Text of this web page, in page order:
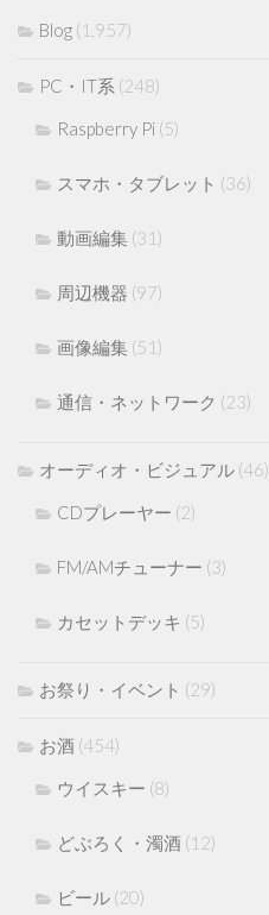
Blog (1,957)
PC・IT系 (248)
Raspberry Pi (5)
スマホ・タブレット (36)
動画編集 (31)
周辺機器 (97)
画像編集 (51)
通信・ネットワーク (23)
オーディオ・ビジュアル (46)
CDプレーヤー (2)
FM/AMチューナー (3)
カセットデッキ (5)
お祭り・イベント (29)
お酒 (454)
ウイスキー (8)
どぶろく・濁酒 (12)
ビール (20)